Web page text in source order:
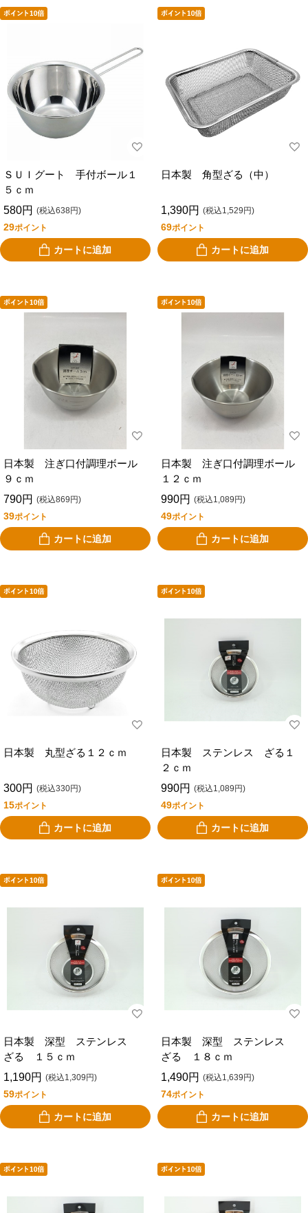
ＳＵＩグート 手付ボール１
５ｃｍ
580円 (税込638円)
29ポイント
カートに追加
日本製 角型ざる（中）
1,390円 (税込1,529円)
69ポイント
カートに追加
日本製 注ぎ口付調理ボール
９ｃｍ
790円 (税込869円)
39ポイント
カートに追加
日本製 注ぎ口付調理ボール
１２ｃｍ
990円 (税込1,089円)
49ポイント
カートに追加
日本製 丸型ざる１２ｃｍ
300円 (税込330円)
15ポイント
カートに追加
日本製 ステンレス ざる１
２ｃｍ
990円 (税込1,089円)
49ポイント
カートに追加
日本製 深型 ステンレス
ざる １５ｃｍ
1,190円 (税込1,309円)
59ポイント
カートに追加
日本製 深型 ステンレス
ざる １８ｃｍ
1,490円 (税込1,639円)
74ポイント
カートに追加